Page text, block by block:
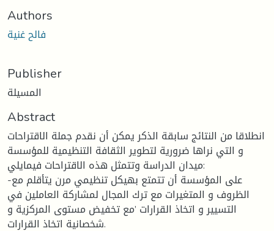
Authors
فالح غنية
Publisher
المسيلة
Abstract
انطلاقا من النتائج سابقة الذكر يمكن أن نقدم جملة الاقتراحات
و التي نراها ضرورية لتطوير الثقافة التنظيمية للمؤسسة
ميدان الدراسة وتتمثل هذه الاقتراحات فيمايلي:
-على المؤسسة أن تتمتع بهيكل تنظيمي مرن يتأقلم مع
الظروف و المتغيرات مع ترك المجال لمشاركة العاملين في
التسيير و اتخاذ القرارات ’مع تخفيض مستوى المركزية و
شخصانية اتخاذ القرارات.